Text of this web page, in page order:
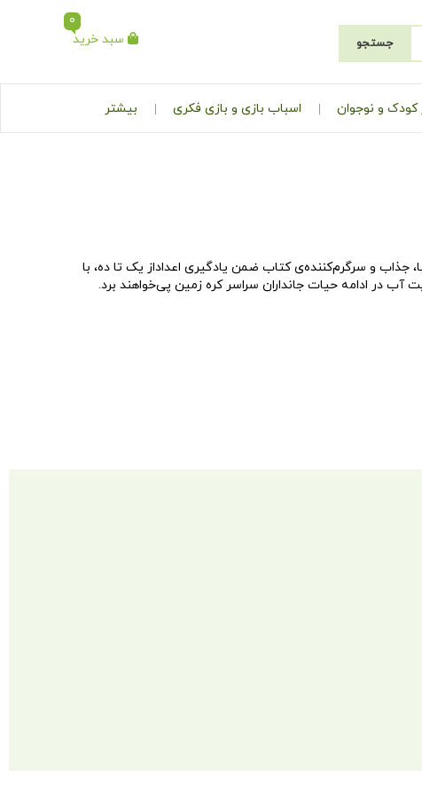
جستجو سبد خرید
0
و نوجوان اسباب بازی و بازی فکری بیشتر
و سرگرم‌کننده‌ی کتاب ضمن یادگیری اعداداز یک تا ده، با
در ادامه حیات جانداران سراسر کره زمین پی‌خواهند برد.